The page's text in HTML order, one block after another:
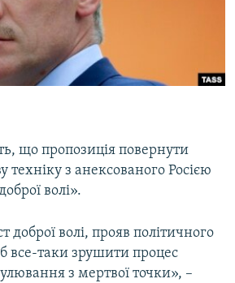
КРИМУ
що пропозиція повернути
техніку з анексованого Росією
волі».
волі, прояв політичного
все-таки зрушити процес
з мертвої точки», –